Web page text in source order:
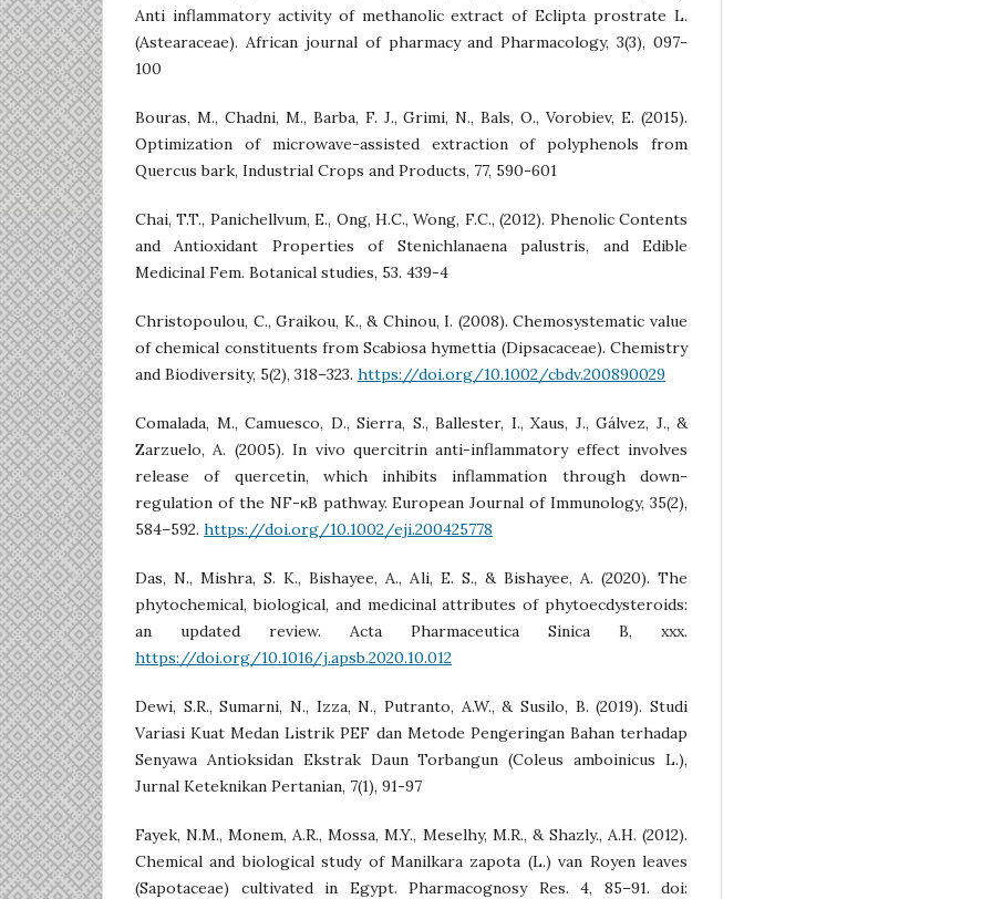
Anti inflammatory activity of methanolic extract of Eclipta prostrate L.
(Astearaceae). African journal of pharmacy and Pharmacology, 3(3), 097-
100
Bouras, M., Chadni, M., Barba, F. J., Grimi, N., Bals, O., Vorobiev, E. (2015).
Optimization of microwave-assisted extraction of polyphenols from
Quercus bark, Industrial Crops and Products, 77, 590-601
Chai, T.T., Panichellvum, E., Ong, H.C., Wong, F.C., (2012). Phenolic Contents
and Antioxidant Properties of Stenichlanaena palustris, and Edible
Medicinal Fem. Botanical studies, 53. 439-4
Christopoulou, C., Graikou, K., & Chinou, I. (2008). Chemosystematic value
of chemical constituents from Scabiosa hymettia (Dipsacaceae). Chemistry
and Biodiversity, 5(2), 318–323. https://doi.org/10.1002/cbdv.200890029
Comalada, M., Camuesco, D., Sierra, S., Ballester, I., Xaus, J., Gálvez, J., &
Zarzuelo, A. (2005). In vivo quercitrin anti-inflammatory effect involves
release of quercetin, which inhibits inflammation through down-
regulation of the NF-κB pathway. European Journal of Immunology, 35(2),
584–592. https://doi.org/10.1002/eji.200425778
Das, N., Mishra, S. K., Bishayee, A., Ali, E. S., & Bishayee, A. (2020). The
phytochemical, biological, and medicinal attributes of phytoecdysteroids:
an updated review. Acta Pharmaceutica Sinica B, xxx.
https://doi.org/10.1016/j.apsb.2020.10.012
Dewi, S.R., Sumarni, N., Izza, N., Putranto, A.W., & Susilo, B. (2019). Studi
Variasi Kuat Medan Listrik PEF dan Metode Pengeringan Bahan terhadap
Senyawa Antioksidan Ekstrak Daun Torbangun (Coleus amboinicus L.),
Jurnal Keteknikan Pertanian, 7(1), 91-97
Fayek, N.M., Monem, A.R., Mossa, M.Y., Meselhy, M.R., & Shazly., A.H. (2012).
Chemical and biological study of Manilkara zapota (L.) van Royen leaves
(Sapotaceae) cultivated in Egypt. Pharmacognosy Res. 4, 85–91. doi: